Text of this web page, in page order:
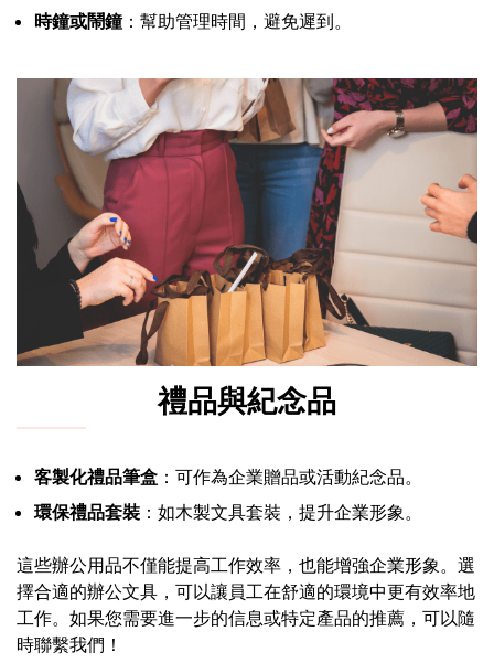
時鐘或鬧鐘：幫助管理時間，避免遲到。
禮品與紀念品
客製化禮品筆盒 ：可作為企業贈品或活動紀念品。
環保禮品套裝 ：如木製文具套裝，提升企業形象。
這些辦公用品不僅能提高工作效率，也能增強企業形象。選
擇合適的辦公文具，可以讓員工在舒適的環境中更有效率地
工作。如果您需要進一步的信息或特定產品的推薦，可以隨
時聯繫我們！